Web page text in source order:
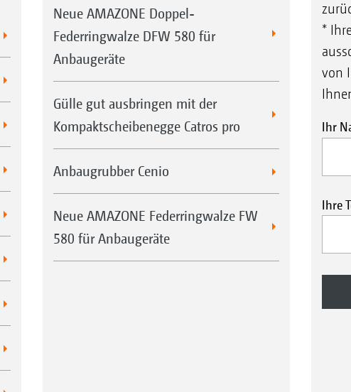
Neue AMAZONE Doppel-
Federringwalze DFW 580 für
Anbaugeräte
Gülle gut ausbringen mit der
Kompaktscheibenegge Catros pro
Anbaugrubber Cenio
Neue AMAZONE Federringwalze FW
580 für Anbaugeräte
*
von
Ihr
Ihre